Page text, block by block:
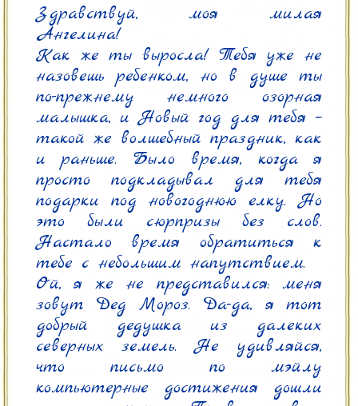
Здравствуй, моя милая
Ангелина!
Как же ты выросла! Тебя уже не
назовешь ребенком, но в душе ты
по-прежнему немного озорная
малышка, и Новый год для тебя –
такой же волшебный праздник, как
и раньше. Было время, когда я
просто подкладывал для тебя
подарки под новогоднюю елку. Но
это были сюрпризы без слов.
Настало время обратиться к
тебе с небольшим напутствием.
Ой, я же не представился: меня
зовут Дед Мороз. Да-да, я тот
добрый дедушка из далеких
северных земель. Не удивляйся,
что письмо по мэйлу
компьютерные достижения дошли